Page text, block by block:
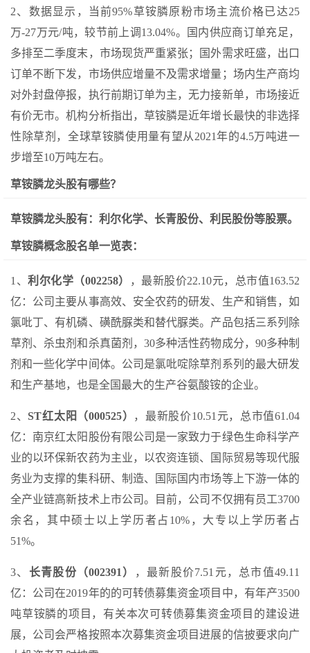
2、数据显示，当前95%草铵膦原粉市场主流价格已达25
万-27万元/吨，较节前上调13.04%。国内供应商订单充足，
多排至二季度末，市场现货严重紧张；国外需求旺盛，出口
订单不断下发，市场供应增量不及需求增量；场内生产商均
对外封盘停报，执行前期订单为主，无力接新单，市场接近
有价无市。机构分析指出，草铵膦是近年增长最快的非选择
性除草剂，全球草铵膦使用量有望从2021年的4.5万吨进一
步增至10万吨左右。
草铵膦龙头股有哪些？
草铵膦龙头股有：利尔化学、长青股份、利民股份等股票。
草铵膦概念股名单一览表：
1、 利尔化学（002258）
，最新股价22.10元，总市值163.52
亿：公司主要从事高效、安全农药的研发、生产和销售，如
氯吡丁、有机磷、磺酰脲类和替代脲类。产品包括三系列除
草剂、杀虫剂和杀真菌剂，30多种活性药物成分，90多种制
剂和一些化学中间体。公司是氯吡啶除草剂系列的最大研发
和生产基地，也是全国最大的生产谷氨酸铵的企业。
2、ST红太阳（000525） ，最新股价10.51元，总市值61.04
亿：南京红太阳股份有限公司是一家致力于绿色生命科学产
业的以环保新农药为主业，以农资连锁、国际贸易等现代服
务业为支撑的集科研、制造、国际国内市场等上下游一体的
全产业链高新技术上市公司。目前，公司不仅拥有员工3700
余名，其中硕士以上学历者占10%，大专以上学历者占
51%。
3、 长青股份（002391）
，最新股价7.51元，总市值49.11
亿：公司在2019年的的可转债募集资金项目中，有年产3500
吨草铵膦的项目，有关本次可转债募集资金项目的建设进
展，公司会严格按照本次募集资金项目进展的信披要求向广